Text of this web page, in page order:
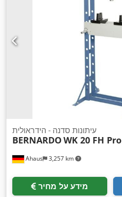
Ahaus 3,257 km
עיתונות סדנה - הידראולית
BERNARDOWK 20 FH Pro
מידע על מחיר